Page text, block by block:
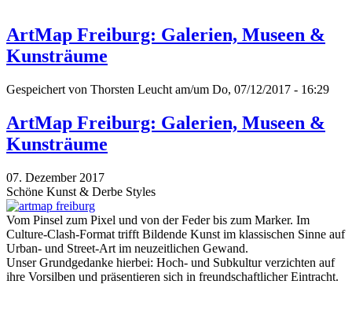
ArtMap Freiburg: Galerien, Museen &
Kunsträume
Gespeichert von Thorsten Leucht am/um Do, 07/12/2017 - 16:29
ArtMap Freiburg: Galerien, Museen &
Kunsträume
07. Dezember 2017
Schöne Kunst & Derbe Styles
Vom Pinsel zum Pixel und von der Feder bis zum Marker. Im
Culture-Clash-Format trifft Bildende Kunst im klassischen Sinne auf
Urban- und Street-Art im neuzeitlichen Gewand.
Unser Grundgedanke hierbei: Hoch- und Subkultur verzichten auf
ihre Vorsilben und präsentieren sich in freundschaftlicher Eintracht.